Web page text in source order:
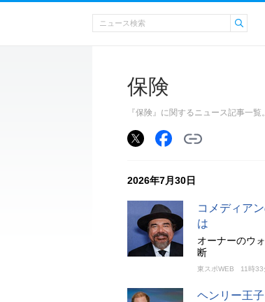
保険
『保険』に関するニュース記事一
2026年7月30日
コメディア
は
オーナーのウ
断
東スポWEB 11時33
ヘンリー王